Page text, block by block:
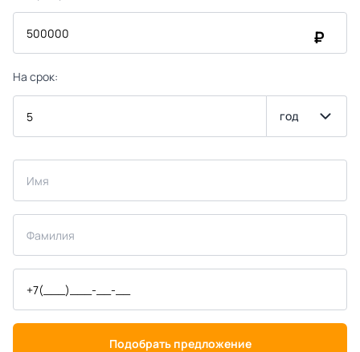
₽
На срок:
год
Подобрать предложение